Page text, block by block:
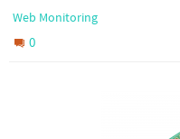
Web Monitoring
0